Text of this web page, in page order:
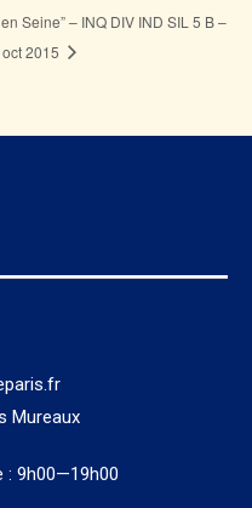
en Seine” – INQ DIV IND SIL 5 B –
2015
Mureaux
: 9h00—19h00